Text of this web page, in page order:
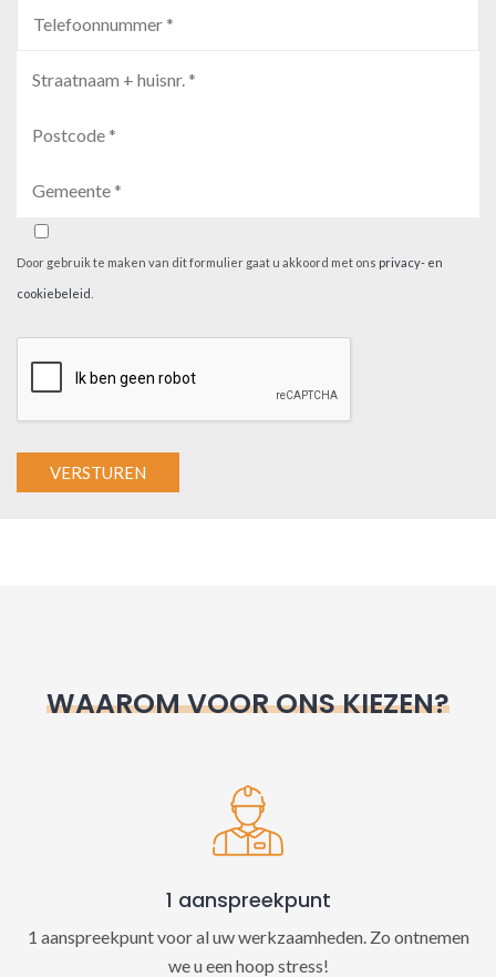
Door gebruik te maken van dit formulier gaat u akkoord met ons privacy- en
cookiebeleid
WAAROM VOOR ONS KIEZEN?
1 aanspreekpunt
1 aanspreekpunt voor al uw werkzaamheden. Zo ontnemen
we u een hoop stress!